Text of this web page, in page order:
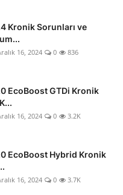
Kronik Sorunları ve
16, 2024 0 836
EcoBoost GTDi Kronik
16, 2024 0 3.2K
EcoBoost Hybrid Kronik
16, 2024 0 3.7K